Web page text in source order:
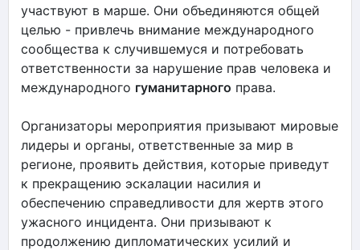
участвуют в марше. Они объединяются общей
целью - привлечь внимание международного
сообщества к случившемуся и потребовать
ответственности за нарушение прав человека и
международного гуманитарного права.
Организаторы мероприятия призывают мировые
лидеры и органы, ответственные за мир в
регионе, проявить действия, которые приведут
к прекращению эскалации насилия и
обеспечению справедливости для жертв этого
ужасного инцидента. Они призывают к
продолжению дипломатических усилий и